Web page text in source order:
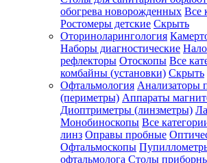
обогрева новорожденных Все
Ростомеры детские Скрыть
Оториноларингология
Наборы диагностические
рефлекторы Отоскопы Все
комбайны (установки) Скрыть
Офтальмология Анализаторы
(периметры) Аппараты
Диоптриметры (линзметры)
Монобиноскопы Все
линз Оправы пробные
Офтальмоскопы
офтальмолога Столы